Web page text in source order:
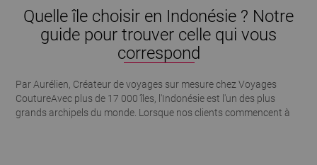
Quelle île choisir en Indonésie ? Notre
guide pour trouver celle qui vous
correspond
Par Aurélien, Créateur de voyages sur mesure chez Voyages
CoutureAvec plus de 17 000 îles, l'Indonésie est l'un des plus
grands archipels du monde. Lorsque nos clients commencent à